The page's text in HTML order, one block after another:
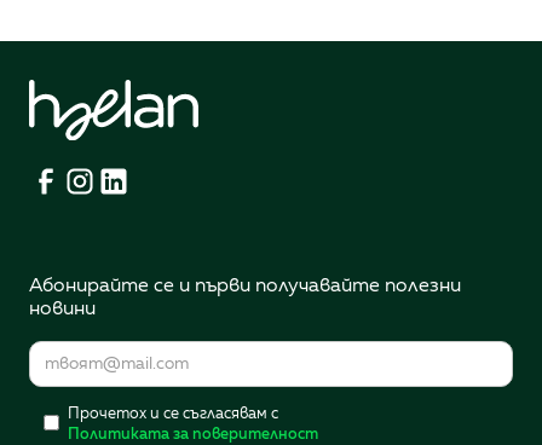
Абонирайте се и първи получавайте полезни
новини
Прочетох и се съгласявам с
Политиката за поверителност